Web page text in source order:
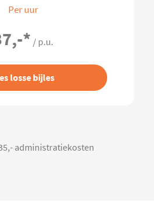
Per uur
* / p.u.
losse bijles
administratiekosten